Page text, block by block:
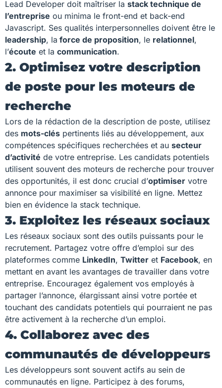
Lead Developer doit maîtriser la stack technique de
l’entreprise ou minima le front-end et back-end
Javascript. Ses qualités interpersonnelles doivent être le
leadership, la force de proposition, le relationnel,
l’écoute et la communication.
2. Optimisez votre description
de poste pour les moteurs de
recherche
Lors de la rédaction de la description de poste, utilisez
des mots-clés pertinents liés au développement, aux
compétences spécifiques recherchées et au secteur
d’activité de votre entreprise. Les candidats potentiels
utilisent souvent des moteurs de recherche pour trouver
des opportunités, il est donc crucial d’optimiser votre
annonce pour maximiser sa visibilité en ligne. Mettez
bien en évidence la stack technique.
3. Exploitez les réseaux sociaux
Les réseaux sociaux sont des outils puissants pour le
recrutement. Partagez votre offre d’emploi sur des
plateformes comme LinkedIn, Twitter et Facebook, en
mettant en avant les avantages de travailler dans votre
entreprise. Encouragez également vos employés à
partager l’annonce, élargissant ainsi votre portée et
touchant des candidats potentiels qui pourraient ne pas
être activement à la recherche d’un emploi.
4. Collaborez avec des
communautés de développeurs
Les développeurs sont souvent actifs au sein de
communautés en ligne. Participez à des forums,